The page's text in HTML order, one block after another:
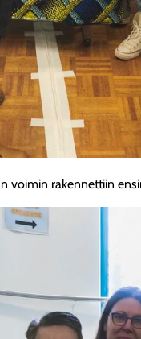
voimin rakennettiin